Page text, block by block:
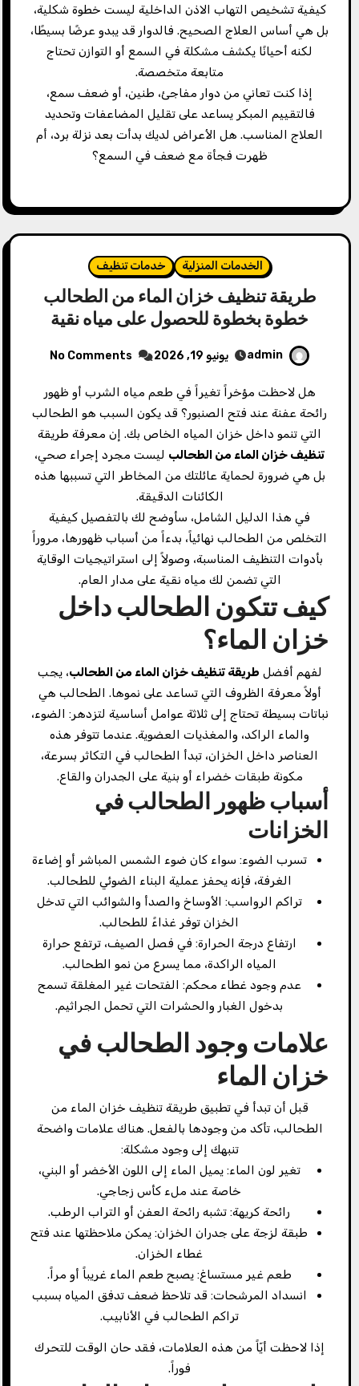
كيفية تشخيص التهاب الاذن الداخلية ليست خطوة شكلية،
بل هي أساس العلاج الصحيح. فالدوار قد يبدو عرضًا بسيطًا،
لكنه أحيانًا يكشف مشكلة في السمع أو التوازن تحتاج
متابعة متخصصة.
إذا كنت تعاني من دوار مفاجئ، طنين، أو ضعف سمع،
فالتقييم المبكر يساعد على تقليل المضاعفات وتحديد
العلاج المناسب. هل الأعراض لديك بدأت بعد نزلة برد، أم
ظهرت فجأة مع ضعف في السمع؟
الخدمات المنزلية خدمات تنظيف
طريقة تنظيف خزان الماء من الطحالب
خطوة بخطوة للحصول على مياه نقية
admin يونيو 19, 2026 No Comments
هل لاحظت مؤخراً تغيراً في طعم مياه الشرب أو ظهور
رائحة عفنة عند فتح الصنبور؟ قد يكون السبب هو الطحالب
التي تنمو داخل خزان المياه الخاص بك. إن معرفة طريقة
تنظيف خزان الماء من الطحالب ليست مجرد إجراء صحي،
بل هي ضرورة لحماية عائلتك من المخاطر التي تسببها هذه
الكائنات الدقيقة.
في هذا الدليل الشامل، سأوضح لك بالتفصيل كيفية
التخلص من الطحالب نهائياً، بدءاً من أسباب ظهورها، مروراً
بأدوات التنظيف المناسبة، وصولاً إلى استراتيجيات الوقاية
التي تضمن لك مياه نقية على مدار العام.
كيف تتكون الطحالب داخل
خزان الماء؟
لفهم أفضل طريقة تنظيف خزان الماء من الطحالب، يجب
أولاً معرفة الظروف التي تساعد على نموها. الطحالب هي
نباتات بسيطة تحتاج إلى ثلاثة عوامل أساسية لتزدهر: الضوء،
والماء الراكد، والمغذيات العضوية. عندما تتوفر هذه
العناصر داخل الخزان، تبدأ الطحالب في التكاثر بسرعة،
مكونة طبقات خضراء أو بنية على الجدران والقاع.
أسباب ظهور الطحالب في
الخزانات
تسرب الضوء: سواء كان ضوء الشمس المباشر أو إضاءة
الغرفة، فإنه يحفز عملية البناء الضوئي للطحالب.
تراكم الرواسب: الأوساخ والصدأ والشوائب التي تدخل
الخزان توفر غذاءً للطحالب.
ارتفاع درجة الحرارة: في فصل الصيف، ترتفع حرارة
المياه الراكدة، مما يسرع من نمو الطحالب.
عدم وجود غطاء محكم: الفتحات غير المغلقة تسمح
بدخول الغبار والحشرات التي تحمل الجراثيم.
علامات وجود الطحالب في
خزان الماء
قبل أن تبدأ في تطبيق طريقة تنظيف خزان الماء من
الطحالب، تأكد من وجودها بالفعل. هناك علامات واضحة
تنبهك إلى وجود مشكلة:
تغير لون الماء: يميل الماء إلى اللون الأخضر أو البني،
خاصة عند ملء كأس زجاجي.
رائحة كريهة: تشبه رائحة العفن أو التراب الرطب.
طبقة لزجة على جدران الخزان: يمكن ملاحظتها عند فتح
غطاء الخزان.
طعم غير مستساغ: يصبح طعم الماء غريباً أو مراً.
انسداد المرشحات: قد تلاحظ ضعف تدفق المياه بسبب
تراكم الطحالب في الأنابيب.
إذا لاحظت أيّاً من هذه العلامات، فقد حان الوقت للتحرك
فوراً.